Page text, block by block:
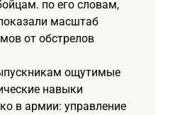
по его словам,
масштаб
от обстрелов
ощутимые
навыки
в армии: управление